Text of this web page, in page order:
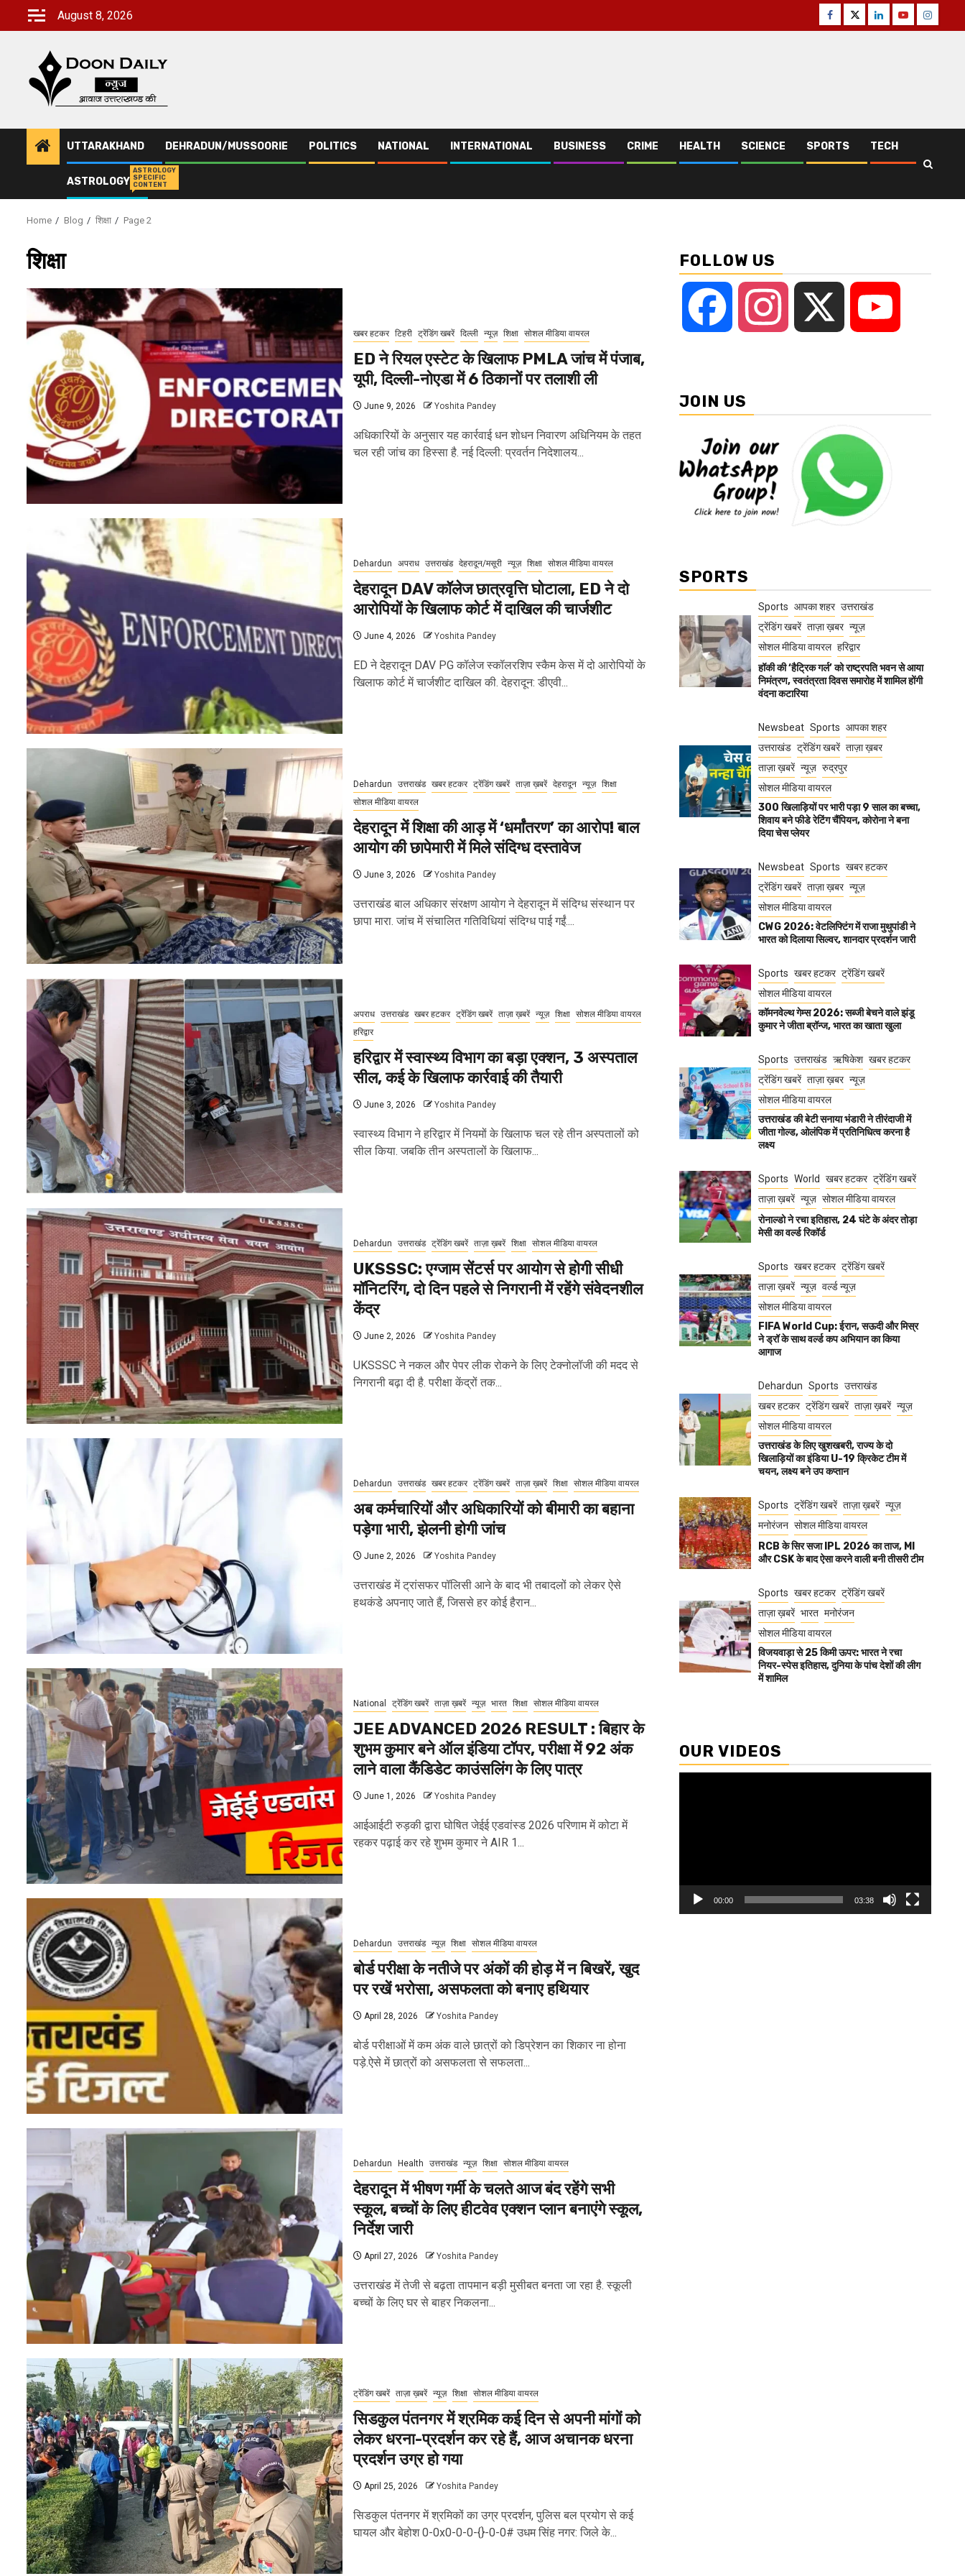
August 8, 2026 Facebook
TwitterLinkedinYoutube
UTTARAKHAND DEHRADUN/MUSSOORIE POLITICS NATIONAL INTERNATIONAL BUSINESS CRIME HEALTH SCIENCE SPORTS TECH
ASTROLOGY
ASTROLOGY
SPECIFIC
CONTENT
Home Blog शिक्षा Page 2
शिक्षा
खबर हटकर टिहरी ट्रेंडिंग खबरें दिल्ली न्यूज़ शिक्षा सोशल मीडिया वायरल
ED ने रियल एस्टेट के खिलाफ PMLA जांच में पंजाब,
यूपी, दिल्ली-नोएडा में 6 ठिकानों पर तलाशी ली
June 9, 2026 Yoshita Pandey
अधिकारियों के अनुसार यह कार्रवाई धन शोधन निवारण अधिनियम के तहत
चल रही जांच का हिस्सा है. नई दिल्ली: प्रवर्तन निदेशालय...
Dehardun अपराध उत्तराखंड देहरादून/मसूरी न्यूज़ शिक्षा सोशल मीडिया वायरल
देहरादून DAV कॉलेज छात्रवृत्ति घोटाला, ED ने दो
आरोपियों के खिलाफ कोर्ट में दाखिल की चार्जशीट
June 4, 2026 Yoshita Pandey
ED ने देहरादून DAV PG कॉलेज स्कॉलरशिप स्कैम केस में दो आरोपियों के
खिलाफ कोर्ट में चार्जशीट दाखिल की. देहरादून: डीएवी...
Dehardun उत्तराखंड खबर हटकर ट्रेंडिंग खबरें ताज़ा ख़बरें देहरादून न्यूज़
शिक्षा
सोशल मीडिया वायरल
देहरादून में शिक्षा की आड़ में ‘धर्मांतरण’ का आरोप! बाल
आयोग की छापेमारी में मिले संदिग्ध दस्तावेज
June 3, 2026 Yoshita Pandey
उत्तराखंड बाल अधिकार संरक्षण आयोग ने देहरादून में संदिग्ध संस्थान पर
छापा मारा. जांच में संचालित गतिविधियां संदिग्ध पाई गईं....
अपराध उत्तराखंड खबर हटकर ट्रेंडिंग खबरें ताज़ा ख़बरें न्यूज़ शिक्षा
सोशल मीडिया वायरल
हरिद्वार
हरिद्वार में स्वास्थ्य विभाग का बड़ा एक्शन, 3 अस्पताल
सील, कई के खिलाफ कार्रवाई की तैयारी
June 3, 2026 Yoshita Pandey
स्वास्थ्य विभाग ने हरिद्वार में नियमों के खिलाफ चल रहे तीन अस्पतालों को
सील किया. जबकि तीन अस्पतालों के खिलाफ...
Dehardun उत्तराखंड ट्रेंडिंग खबरें ताज़ा ख़बरें शिक्षा सोशल मीडिया वायरल
UKSSSC: एग्जाम सेंटर्स पर आयोग से होगी सीधी
मॉनिटरिंग, दो दिन पहले से निगरानी में रहेंगे संवेदनशील
केंद्र
June 2, 2026 Yoshita Pandey
UKSSSC ने नकल और पेपर लीक रोकने के लिए टेक्नोलॉजी की मदद से
निगरानी बढ़ा दी है. परीक्षा केंद्रों तक...
Dehardun उत्तराखंड खबर हटकर ट्रेंडिंग खबरें ताज़ा ख़बरें शिक्षा सोशल मीडिया वायरल
अब कर्मचारियों और अधिकारियों को बीमारी का बहाना
पड़ेगा भारी, झेलनी होगी जांच
June 2, 2026 Yoshita Pandey
उत्तराखंड में ट्रांसफर पॉलिसी आने के बाद भी तबादलों को लेकर ऐसे
हथकंडे अपनाए जाते हैं, जिससे हर कोई हैरान...
National ट्रेंडिंग खबरें ताज़ा ख़बरें न्यूज़ भारत शिक्षा सोशल मीडिया वायरल
JEE ADVANCED 2026 RESULT : बिहार के
शुभम कुमार बने ऑल इंडिया टॉपर, परीक्षा में 92 अंक
लाने वाला कैंडिडेट काउंसलिंग के लिए पात्र
June 1, 2026 Yoshita Pandey
आईआईटी रुड़की द्वारा घोषित जेईई एडवांस्ड 2026 परिणाम में कोटा में
रहकर पढ़ाई कर रहे शुभम कुमार ने AIR 1...
Dehardun उत्तराखंड न्यूज़ शिक्षा सोशल मीडिया वायरल
बोर्ड परीक्षा के नतीजे पर अंकों की होड़ में न बिखरें, खुद
पर रखें भरोसा, असफलता को बनाए हथियार
April 28, 2026 Yoshita Pandey
बोर्ड परीक्षाओं में कम अंक वाले छात्रों को डिप्रेशन का शिकार ना होना
पड़े.ऐसे में छात्रों को असफलता से सफलता...
Dehardun Health उत्तराखंड न्यूज़ शिक्षा सोशल मीडिया वायरल
देहरादून में भीषण गर्मी के चलते आज बंद रहेंगे सभी
स्कूल, बच्चों के लिए हीटवेव एक्शन प्लान बनाएंगे स्कूल,
निर्देश जारी
April 27, 2026 Yoshita Pandey
उत्तराखंड में तेजी से बढ़ता तापमान बड़ी मुसीबत बनता जा रहा है. स्कूली
बच्चों के लिए घर से बाहर निकलना...
ट्रेंडिंग खबरें ताज़ा ख़बरें न्यूज़ शिक्षा सोशल मीडिया वायरल
सिडकुल पंतनगर में श्रमिक कई दिन से अपनी मांगों को
लेकर धरना-प्रदर्शन कर रहे हैं, आज अचानक धरना
प्रदर्शन उग्र हो गया
April 25, 2026 Yoshita Pandey
सिडकुल पंतनगर में श्रमिकों का उग्र प्रदर्शन, पुलिस बल प्रयोग से कई
घायल और बेहोश 0-0x0-0-0-{}-0-0# उधम सिंह नगर: जिले के...
FOLLOW US
Facebook Instagram
JOIN US
SPORTS
Sports आपका शहर उत्तराखंड
ट्रेंडिंग खबरें ताज़ा ख़बर न्यूज़
सोशल मीडिया वायरल हरिद्वार
हॉकी की ‘हैट्रिक गर्ल’ को राष्ट्रपति भवन से आया
निमंत्रण, स्वतंत्रता दिवस समारोह में शामिल होंगी
वंदना कटारिया
Newsbeat Sports आपका शहर
उत्तराखंड ट्रेंडिंग खबरें ताज़ा ख़बर
ताज़ा ख़बरें न्यूज़ रुद्रपुर
सोशल मीडिया वायरल
300 खिलाड़ियों पर भारी पड़ा 9 साल का बच्चा,
शिवाय बने फीडे रेटिंग चैंपियन, कोरोना ने बना
दिया चेस प्लेयर
Newsbeat Sports खबर हटकर
ट्रेंडिंग खबरें ताज़ा ख़बर न्यूज़
सोशल मीडिया वायरल
CWG 2026: वेटलिफ्टिंग में राजा मुथुपांडी ने
भारत को दिलाया सिल्वर, शानदार प्रदर्शन जारी
Sports खबर हटकर ट्रेंडिंग खबरें
सोशल मीडिया वायरल
कॉमनवेल्थ गेम्स 2026: सब्जी बेचने वाले झंडू
कुमार ने जीता ब्रॉन्ज, भारत का खाता खुला
Sports उत्तराखंड ऋषिकेश खबर हटकर
ट्रेंडिंग खबरें ताज़ा ख़बर न्यूज़
सोशल मीडिया वायरल
उत्तराखंड की बेटी सनाया भंडारी ने तीरंदाजी में
जीता गोल्ड, ओलंपिक में प्रतिनिधित्व करना है
लक्ष्य
Sports World खबर हटकर ट्रेंडिंग खबरें
ताज़ा ख़बरें न्यूज़ सोशल मीडिया वायरल
रोनाल्डो ने रचा इतिहास, 24 घंटे के अंदर तोड़ा
मेसी का वर्ल्ड रिकॉर्ड
Sports खबर हटकर ट्रेंडिंग खबरें
ताज़ा ख़बरें न्यूज़ वर्ल्ड न्यूज़
सोशल मीडिया वायरल
FIFA World Cup: ईरान, सऊदी और मिस्र
ने ड्रॉ के साथ वर्ल्ड कप अभियान का किया
आगाज
Dehardun Sports उत्तराखंड
खबर हटकर ट्रेंडिंग खबरें ताज़ा ख़बरें न्यूज़
सोशल मीडिया वायरल
उत्तराखंड के लिए खुशखबरी, राज्य के दो
खिलाड़ियों का इंडिया U-19 क्रिकेट टीम में
चयन, लक्ष्य बने उप कप्तान
Sports ट्रेंडिंग खबरें ताज़ा ख़बरें न्यूज़
मनोरंजन सोशल मीडिया वायरल
RCB के सिर सजा IPL 2026 का ताज, MI
और CSK के बाद ऐसा करने वाली बनी तीसरी टीम
Sports खबर हटकर ट्रेंडिंग खबरें
ताज़ा ख़बरें भारत मनोरंजन
सोशल मीडिया वायरल
विजयवाड़ा से 25 किमी ऊपर: भारत ने रचा
नियर-स्पेस इतिहास, दुनिया के पांच देशों की लीग
में शामिल
OUR VIDEOS
00:00 03:38